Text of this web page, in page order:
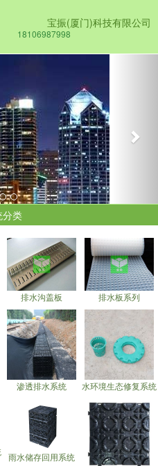
宝振(厦门)科技有限公司
18106987998
分类
排水沟盖板 排水板系列
渗透排水系统 水环境生态修复系统
雨水储存回用系统